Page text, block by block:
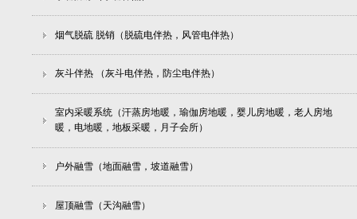
烟气脱硫 脱销（脱硫电伴热，风管电伴热）
灰斗伴热 （灰斗电伴热，防尘电伴热）
室内采暖系统（汗蒸房地暖，瑜伽房地暖，婴儿房地暖，老人房地
暖，电地暖，地板采暖，月子会所）
户外融雪（地面融雪，坡道融雪）
屋顶融雪（天沟融雪）